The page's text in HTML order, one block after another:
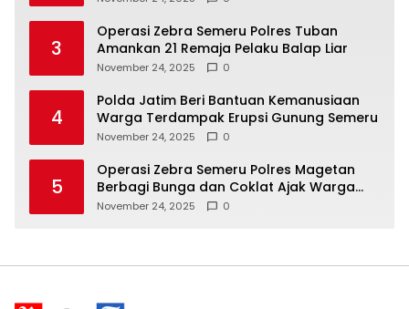
3
Operasi Zebra Semeru Polres Tuban
Amankan 21 Remaja Pelaku Balap Liar
November 24, 2025 0
4
Polda Jatim Beri Bantuan Kemanusiaan
Warga Terdampak Erupsi Gunung Semeru
November 24, 2025 0
5
Operasi Zebra Semeru Polres Magetan
Berbagi Bunga dan Coklat Ajak Warga
Tertib Lalin
November 24, 2025 0